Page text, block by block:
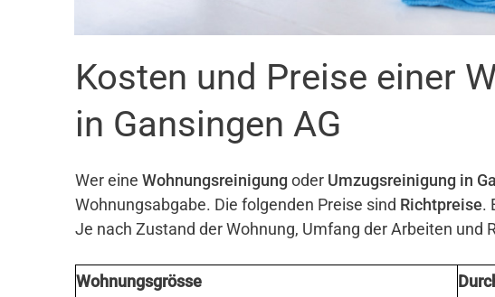
Kosten und Preise einer
in Gansingen AG
Wer eine Wohnungsreinigung oder Umzugsreinigung in
Wohnungsabgabe. Die folgenden Preise sind Richtpreise.
Je nach Zustand der Wohnung, Umfang der Arbeiten
Wohnungsgrösse